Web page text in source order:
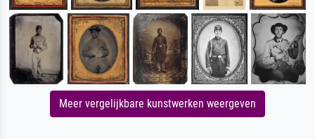
Meer vergelijkbare kunstwerken weergeven